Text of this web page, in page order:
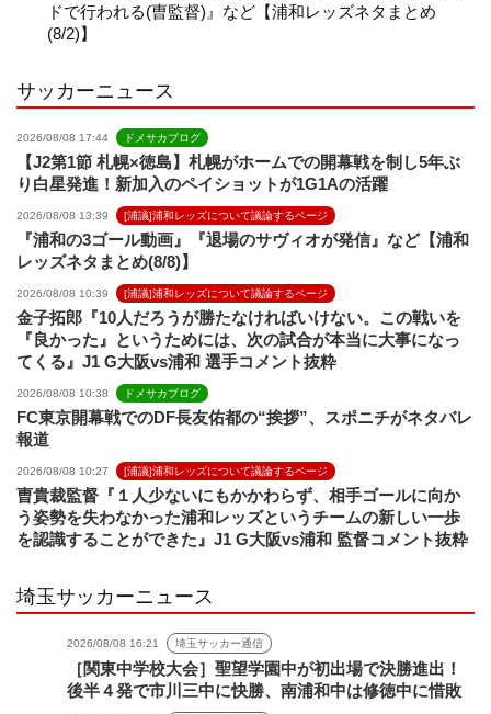
ドで行われる(曺監督)』など【浦和レッズネタまとめ
(8/2)】
サッカーニュース
2026/08/08 17:44 ドメサカブログ
【J2第1節 札幌×徳島】札幌がホームでの開幕戦を制し5年ぶ
り白星発進！新加入のペイショットが1G1Aの活躍
2026/08/08 13:39 [浦議]浦和レッズについて議論するページ
『浦和の3ゴール動画』『退場のサヴィオが発信』など【浦和
レッズネタまとめ(8/8)】
2026/08/08 10:39 [浦議]浦和レッズについて議論するページ
金子拓郎『10人だろうが勝たなければいけない。この戦いを
『良かった』というためには、次の試合が本当に大事になっ
てくる』J1 G大阪vs浦和 選手コメント抜粋
2026/08/08 10:38 ドメサカブログ
FC東京開幕戦でのDF長友佑都の“挨拶”、スポニチがネタバレ
報道
2026/08/08 10:27 [浦議]浦和レッズについて議論するページ
曺貴裁監督『１人少ないにもかかわらず、相手ゴールに向か
う姿勢を失わなかった浦和レッズというチームの新しい一歩
を認識することができた』J1 G大阪vs浦和 監督コメント抜粋
埼玉サッカーニュース
2026/08/08 16:21 埼玉サッカー通信
［関東中学校大会］聖望学園中が初出場で決勝進出！
後半４発で市川三中に快勝、南浦和中は修徳中に惜敗